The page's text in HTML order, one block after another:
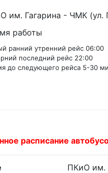
им. Гагарина - ЧМК (ул.
работы
ранний утренний рейс 06:00
последний рейс 22:00
до следующего рейса 5-30
расписание
ПКиО им.